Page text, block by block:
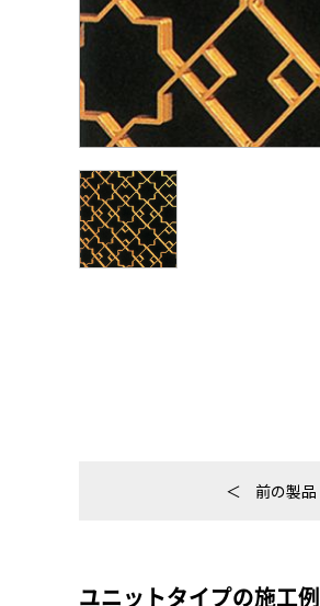
前の製品
ユニットタイプの施工例